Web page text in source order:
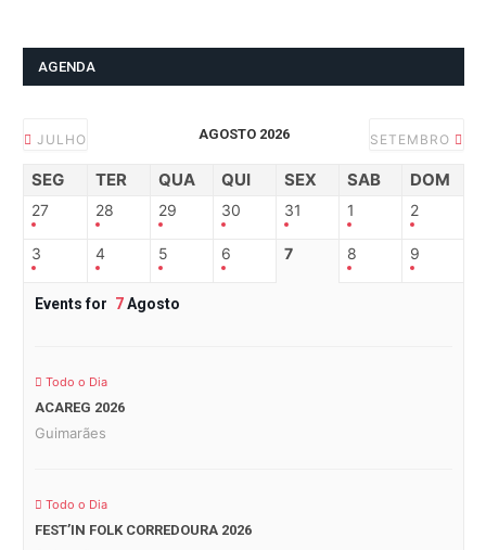
AGENDA
JULHO AGOSTO 2026 SETEMBRO
SEG TER QUA QUI SEX SAB DOM
27 28 29 30 31 1 2
3 4 5 6 7 8 9
Events for 7Agosto
Todo o Dia
ACAREG 2026
Guimarães
Todo o Dia
FEST’IN FOLK CORREDOURA 2026